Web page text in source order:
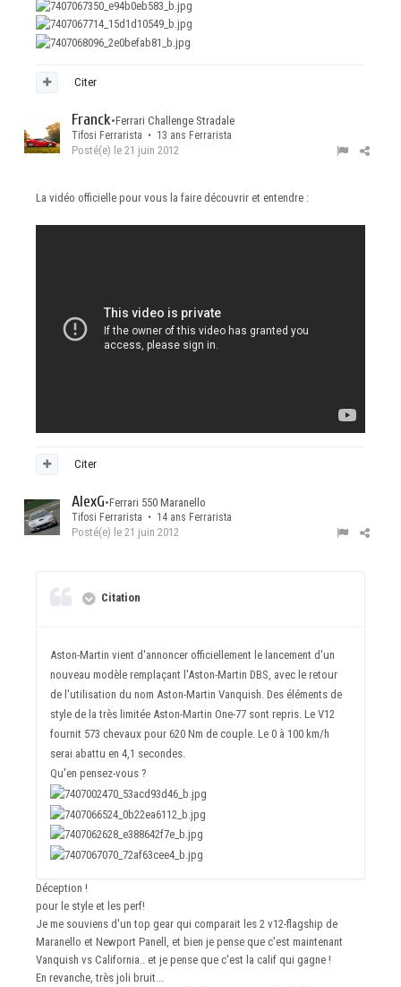
Citer
Franck•Ferrari Challenge Stradale
Tifosi Ferrarista • 13 ans Ferrarista
Posté(e) le 21 juin 2012
La vidéo officielle pour vous la faire découvrir et entendre :
Citer
AlexG•Ferrari 550 Maranello
Tifosi Ferrarista • 14 ans Ferrarista
Posté(e) le 21 juin 2012
Citation
Aston-Martin vient d'annoncer officiellement le lancement d'un
nouveau modèle remplaçant l'Aston-Martin DBS, avec le retour
de l'utilisation du nom Aston-Martin Vanquish. Des éléments de
style de la très limitée Aston-Martin One-77 sont repris. Le V12
fournit 573 chevaux pour 620 Nm de couple. Le 0 à 100 km/h
serai abattu en 4,1 secondes.
Qu'en pensez-vous ?
Déception !
pour le style et les perf!
Je me souviens d'un top gear qui comparait les 2 v12-flagship de
Maranello et Newport Panell, et bien je pense que c'est maintenant
Vanquish vs California.. et je pense que c'est la calif qui gagne !
En revanche, très joli bruit...